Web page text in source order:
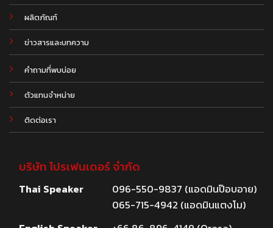
ผลิตภัณฑ์
ข่าวสารและบทความ
.
คำถามที่พบบ่อย
ตัวแทนจำหน่าย
ติดต่อเรา
บริษัท โปรเฟนเดอร์ จำกัด
Thai Speaker
096-550-9837 (แอดมินป๊อบอาย)
065-715-4942 (แอดมินแตงโม)